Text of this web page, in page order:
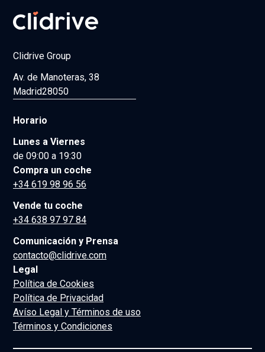
Clidrive Group
Av. de Manoteras, 38
Madrid28050
Horario
Lunes a Viernes
de 09:00 a 19:30
Compra un coche
+34 619 98 96 56
Vende tu coche
+34 638 97 97 84
Comunicación y Prensa
contacto@clidrive.com
Legal
Política de Cookies
Política de Privacidad
Avíso Legal y Términos de uso
Términos y Condiciones